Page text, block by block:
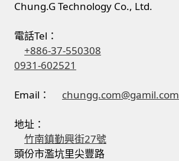
Chung.G Technology Co., Ltd.
電話Tel：
+886-37-550308
0931-602521
Email： chungg.com@gamil.com
地址：
竹南鎮勤興街27號
頭份市濫坑里尖豐路